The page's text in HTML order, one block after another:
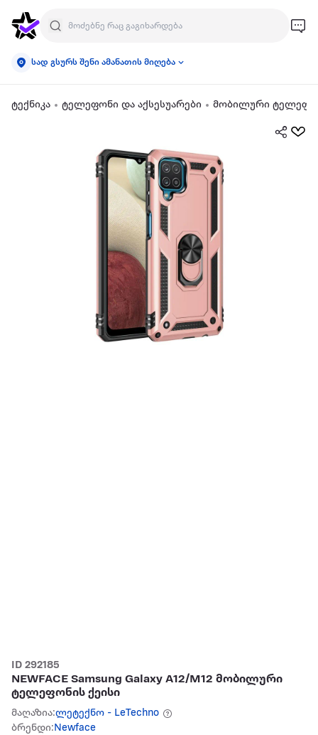
სად გსურს შენი ამანათის მიღება
ტექნიკა ტელეფონი და აქსესუარები მობილური
ID 292185
NEWFACE Samsung Galaxy A12/M12 მობილური
ტელეფონის ქეისი
მაღაზია:ლეტექნო - LeTechno
ბრენდი:Newface